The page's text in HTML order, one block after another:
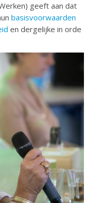
geeft aan dat
basisvoorwaarden
en dergelijke in orde